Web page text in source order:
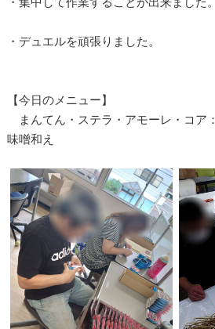
・デュエルを頑張りました。
【今日のメニュー】
まんてん・ステラ・アモーレ・コア
味噌和え